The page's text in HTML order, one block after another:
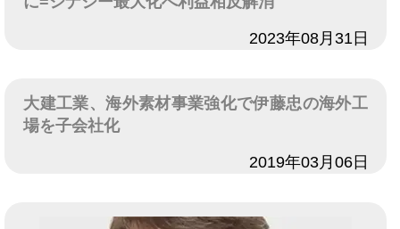
2023年08月31日
大建工業、海外素材事業強化で伊藤忠の海外工
場を子会社化
2019年03月06日